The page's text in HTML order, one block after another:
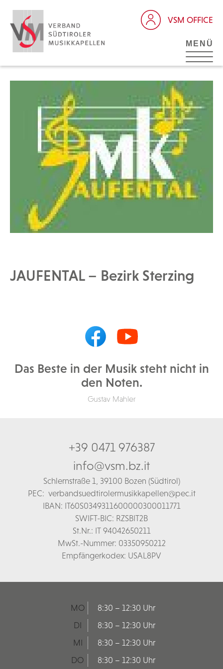
VSM OFFICE
MENÜ
JAUFENTAL – Bezirk Sterzing
Das Beste in der Musik steht nicht in
den Noten.
Gustav Mahler
+39 0471 976387
info@vsm.bz.it
Schlernstraße 1, 39100 Bozen (Südtirol)
PEC: verbandsuedtirolermusikkapellen@pec.it
IBAN: IT60S0349311600000300011771
SWIFT-BIC: RZSBIT2B
St.Nr.: IT 94042650211
MwSt.-Nummer: 03350950212
Empfängerkodex: USAL8PV
MO
8:30 – 12:30 Uhr
DI
8:30 – 12:30 Uhr
MI
8:30 – 12:30 Uhr
DO
8:30 – 12:30 Uhr